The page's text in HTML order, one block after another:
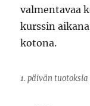
valmentavaa
kurssin
kotona.
1. päivän tuotoksia